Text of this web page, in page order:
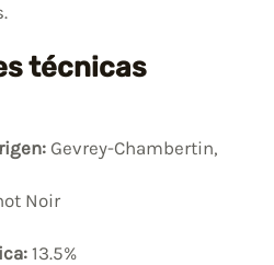
técnicas
Gevrey-Chambertin,
Noir
13.5%